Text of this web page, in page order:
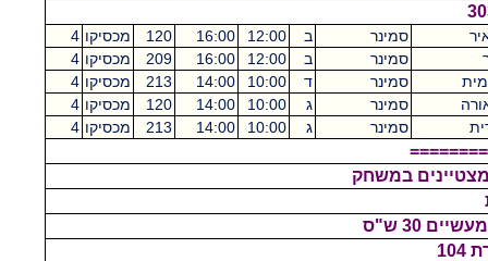
סמינר ב 12:00
16:00
120 מכסיקו 4
סמינר ב 12:00
16:00
209 מכסיקו 4
סמינר ד 10:00
14:00
213 מכסיקו 4
סמינר ג 10:00
14:00
120 מכסיקו 4
סמינר ג 10:00
14:00
213 מכסיקו 4
במשחק